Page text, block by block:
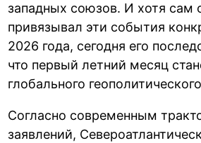
западных союзов. И хотя сам
привязывал эти события
2026 года, сегодня его
что первый летний месяц
глобального
Согласно современным
заявлений,